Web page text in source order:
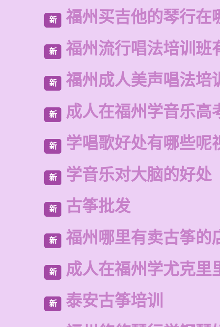
新 福州买吉他的琴行在
新 福州流行唱法培训班
新 福州成人美声唱法培
新 成人在福州学音乐高
新 学唱歌好处有哪些呢
新 学音乐对大脑的好处
新 古筝批发
新 福州哪里有卖古筝的
新 成人在福州学尤克里
新 泰安古筝培训